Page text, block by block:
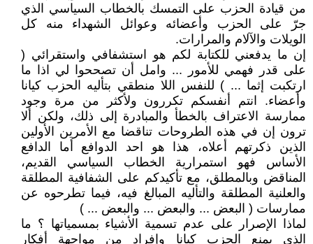
من قيادة الحزب على التمسك بالخطاب السياسي الذي
جرّ على الحزب وأعضائه وعوائل الشهداء منه كل
الويلات والآلام والمرارات.
إن ما يدفعني للكتابة لكم هو استشفافي واستقرائي (
على قدر فهمي للأمور ... وامل أن تصححوا لي اذا ما
ارتكبت إثما ... ) للنفس اللا منطقي بتأليه الحزب كيانا
وأعضاء. انتم أنفسكم تكررون ولأكثر من مرة وجود
ممارسة الاعتراف بالخطأ والمبادرة إلى ذلك، ولكن ألا
ترون إن في هذه الطروحات تناقضا مع الأمرين الأولين
الذين ذكرتهم أعلاه، هذا هو احد الدوافع أما الدافع
الأساس فهو استمرارية الخطاب السياسي القديم،
المناقض وبالمطلق، مع تأكيدكم على الشفافية المطلقة
والعلنية المطلقة والتأليه المبالغ فيه، فيما تطرحوه عن
ممارسات ( البعض ... والبعض ... والبعض ... )
لماذا الإصرار على عدم تسمية الأشياء بمسمياتها ؟ ما
الذي يمنع الحزب كيانا وإفراد من مواجهة أفكار